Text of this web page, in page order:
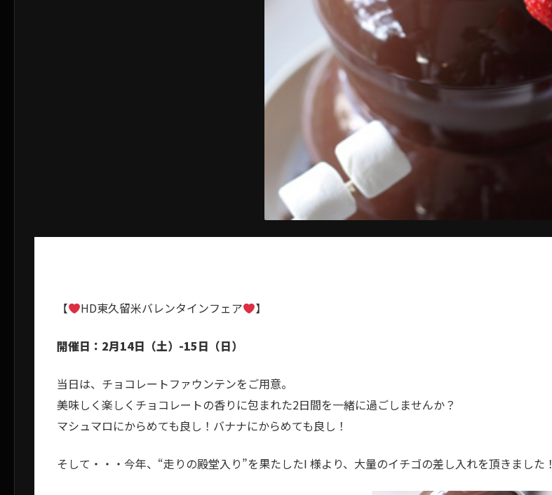
【 HD東久留米バレンタインフェア 】
開催日：2月14日（土）-15日（日）
当日は、チョコレートファウンテンをご用意。
美味しく楽しくチョコレートの香りに包まれた2日間を一緒に過ごしませんか？
マシュマロにからめても良し！バナナにからめても良し！
そして・・・今年、“走りの殿堂入り”を果たしたI 様より、大量のイチゴの差し入れを頂きました！